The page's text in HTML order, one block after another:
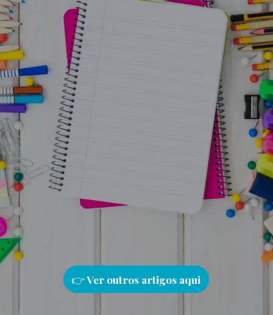
👉Ver outros artigos aqui